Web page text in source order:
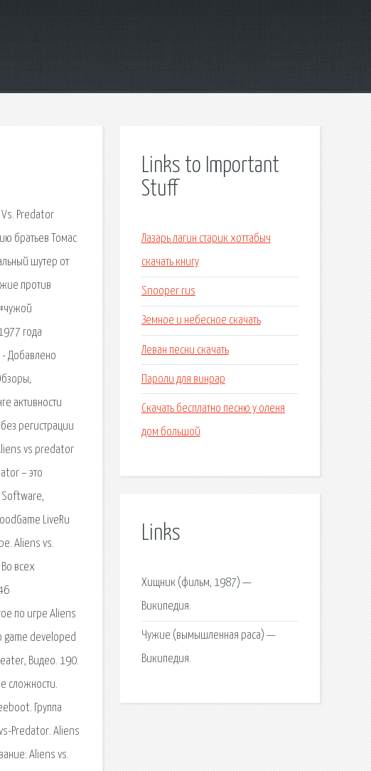
Predator
братьев Томас
шутер от
против
года
- Добавлено
активности
регистрации
vs predator
– это
Software,
LiveRu
Aliens vs.
всех
по игре Aliens
game developed
Видео. 190.
сложности.
Группа
Predator. Aliens
Aliens vs.
Links to Important
Stuff
Лазарь лагин старик хоттабыч
скачать книгу
Snooper rus
Земное и небесное скачать
Леван песни скачать
Пароли для винрар
Скачать бесплатно песню у оленя
дом большой
Links
Хищник (фильм, 1987) —
Википедия.
Чужие (вымышленная раса) —
Википедия.